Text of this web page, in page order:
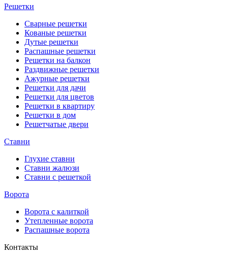
Решетки
Сварные решетки
Кованые решетки
Дутые решетки
Распашные решетки
Решетки на балкон
Раздвижные решетки
Ажурные решетки
Решетки для дачи
Решетки для цветов
Решетки в квартиру
Решетки в дом
Решетчатые двери
Ставни
Глухие ставни
Ставни жалюзи
Ставни с решеткой
Ворота
Ворота с калиткой
Утепленные ворота
Распашные ворота
Контакты